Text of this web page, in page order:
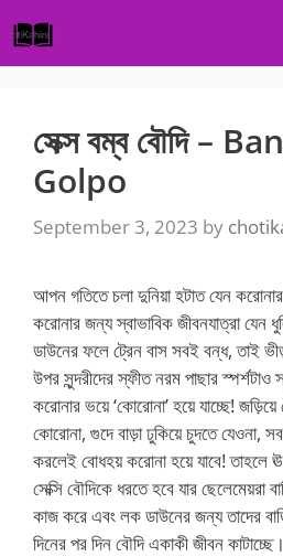
to
content
সেক্স বম্ব বৌদি –
Golpo
September 3, 2023 by
আপন গতিতে চলা দুনিয়া হটাত যেন
করোনার জন্য স্বাভাবিক জীবনযাত্রা যেন
ডাউনের ফলে ট্রেন বাস সবই বন্ধ, তাই ভীড়
উপর সুন্দরীদের স্ফীত নরম পাছার
করোনার ভয়ে ‘কোরোনা’ হয়ে যাচ্ছে!
কোরোনা, গুদে বাড়া ঢুকিয়ে চুদতে যেওনা,
করলেই বোধহয় করোনা হয়ে যাবে! তাহলে
সেক্সি বৌদিকে ধরতে হবে যার ছেলেমেয়রা
কাজ করে এবং লক ডাউনের জন্য তাদের
দিনের পর দিন বৌদি একাকী জীবন